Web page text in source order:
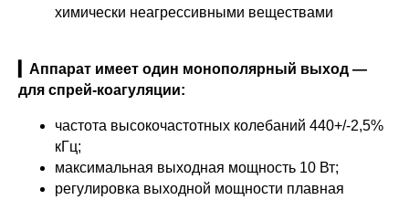
химически неагрессивными веществами
▎Аппарат имеет один монополярный выход —
для спрей-коагуляции:
частота высокочастотных колебаний 440+/-2,5%
кГц;
максимальная выходная мощность 10 Вт;
регулировка выходной мощности плавная